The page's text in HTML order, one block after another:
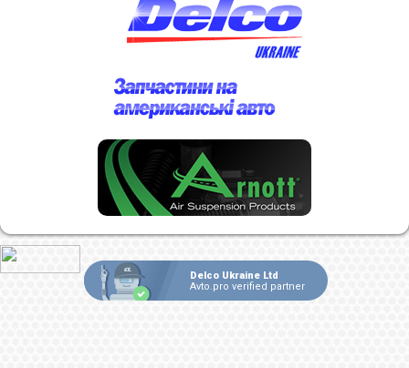
Delco Ukraine Ltd
Avto.pro verified partner